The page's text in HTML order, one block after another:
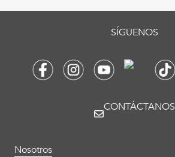
Nosotros
SÍGUENOS
CONTÁCTANOS